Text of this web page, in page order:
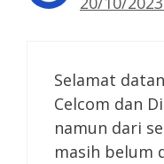
Selamat
Celcom dan
namun dari
masih belum